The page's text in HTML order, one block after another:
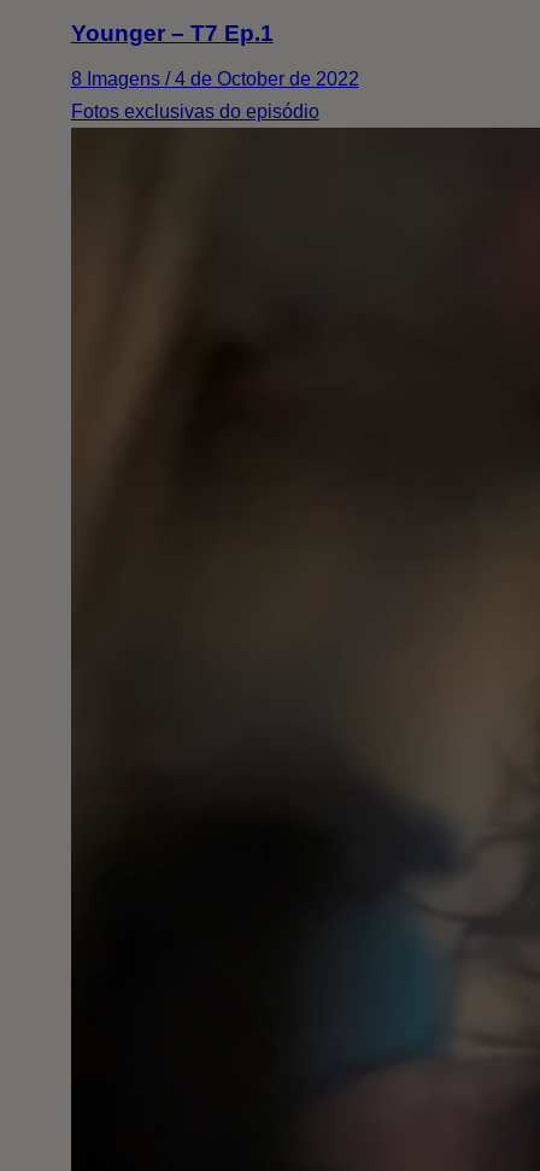
Younger – T7 Ep.1
8 Imagens / 4 de October de 2022
Fotos exclusivas do episódio